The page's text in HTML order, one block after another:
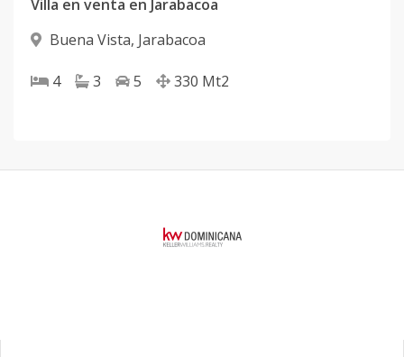
Villa en venta en Jarabacoa
Buena Vista, Jarabacoa
4 3 5 330 Mt2